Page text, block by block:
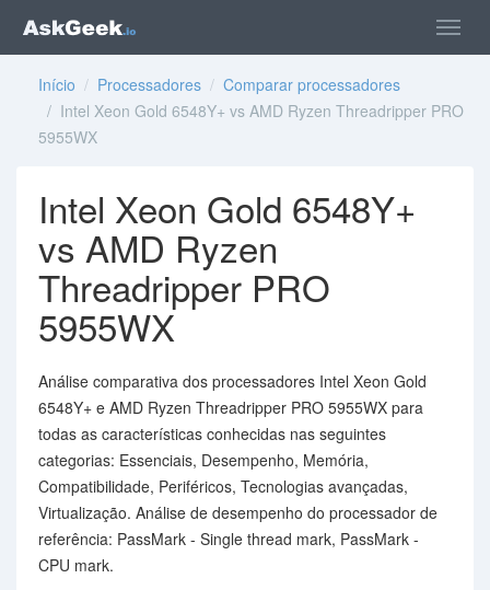
Início / Processadores / Comparar processadores
/ Intel Xeon Gold 6548Y+ vs AMD Ryzen Threadripper PRO
5955WX
Intel Xeon Gold 6548Y+
vs AMD Ryzen
Threadripper PRO
5955WX
Análise comparativa dos processadores Intel Xeon Gold
6548Y+ e AMD Ryzen Threadripper PRO 5955WX para
todas as características conhecidas nas seguintes
categorias: Essenciais, Desempenho, Memória,
Compatibilidade, Periféricos, Tecnologias avançadas,
Virtualização. Análise de desempenho do processador de
referência: PassMark - Single thread mark, PassMark -
CPU mark.